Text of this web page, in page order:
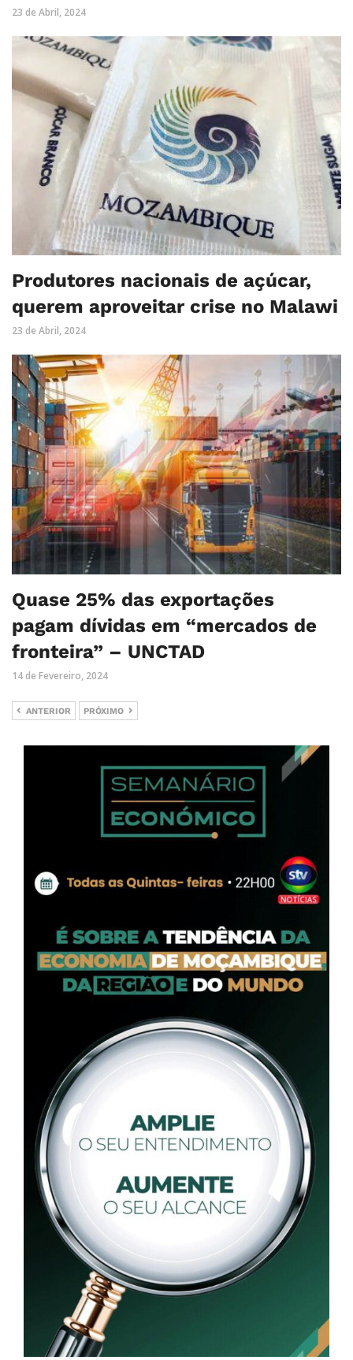
23 de Abril, 2024
Produtores nacionais de açúcar,
querem aproveitar crise no Malawi
23 de Abril, 2024
Quase 25% das exportações
pagam dívidas em “mercados de
fronteira” – UNCTAD
14 de Fevereiro, 2024
ANTERIOR PRÓXIMO